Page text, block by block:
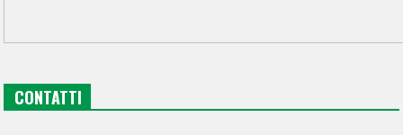
CONTATTI